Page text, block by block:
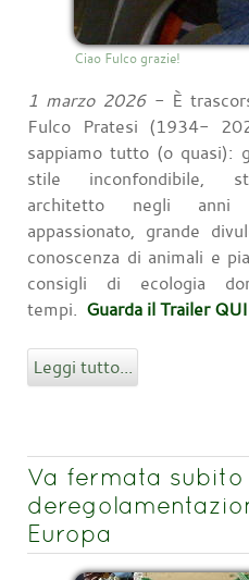
Ciao Fulco grazie!
1 marzo 2026- È
Fulco Pratesi (1934-
sappiamo tutto (o quasi):
stile inconfondibile,
architetto negli anni
appassionato, grande
conoscenza di animali e
consigli di ecologia
tempi. Guarda il Trailer QUI
Leggi tutto...
Va fermata subito
Europa